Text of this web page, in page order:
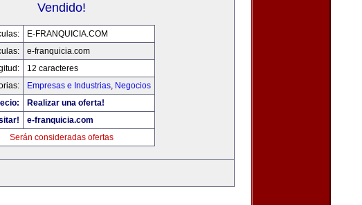
Vendido!
E-FRANQUICIA.COM
e-franquicia.com
12 caracteres
Empresas e Industrias, Negocios
Realizar una oferta!
e-franquicia.com
Serán consideradas ofertas